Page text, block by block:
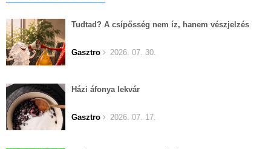
Tudtad? A csípősség nem íz, hanem vészjelzés
Gasztro 2026. 07. 30.
Házi áfonya lekvár
Gasztro 2026. 07. 17.